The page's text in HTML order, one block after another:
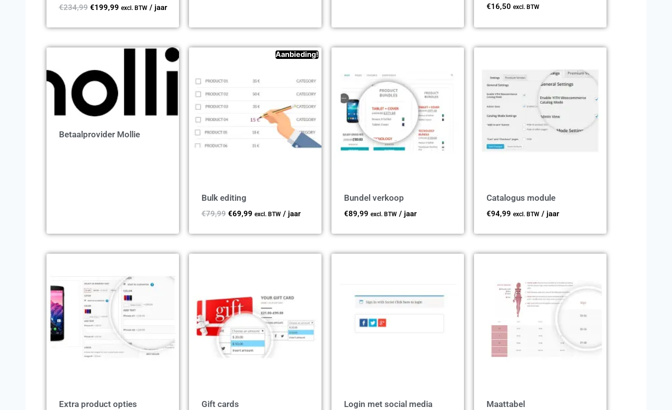
€234,99 €199,99 excl. BTW/ jaar €16,50 excl. BTW
Betaalprovider Mollie
Aanbieding!
Bulk editing
€79,99 €69,99 excl. BTW/ jaar
Bundel verkoop
€89,99 excl. BTW/ jaar
Catalogus module
€94,99 excl. BTW/ jaar
Extra product opties Gift cards Login met social media Maattabel